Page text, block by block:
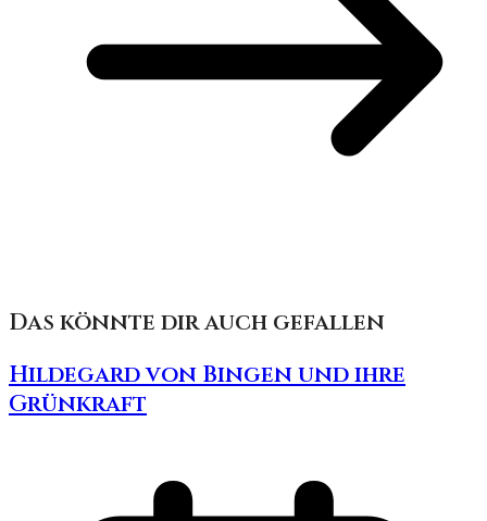
Das könnte dir auch gefallen
Hildegard von Bingen und ihre
Grünkraft